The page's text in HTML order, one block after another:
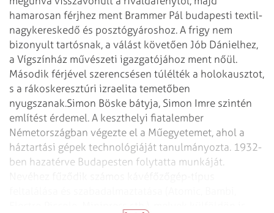
hamarosan férjhez ment Brammer Pál budapesti textil-
nagykereskedő és posztógyároshoz. A frigy nem
bizonyult tartósnak, a válást követően Jób Dánielhez,
a Vígszínház művészeti igazgatójához ment nőül.
Második férjével szerencsésen túlélték a holokausztot,
s a rákoskeresztúri izraelita temetőben
nyugszanak.Simon Böske bátyja, Simon Imre szintén
említést érdemel. A keszthelyi fiatalember
Németországban végezte el a Műegyetemet, ahol a
háztartási gépek technológiáját tanulmányozta. 1932-
ben hazatérve Budapesten folytatta munkáját.